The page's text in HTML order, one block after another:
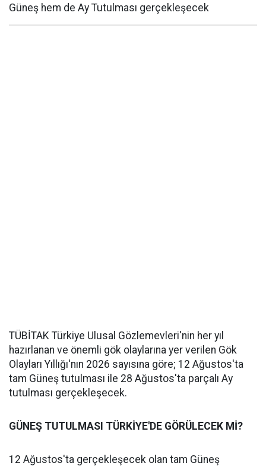
Güneş hem de Ay Tutulması gerçekleşecek
TÜBİTAK Türkiye Ulusal Gözlemevleri'nin her yıl
hazırlanan ve önemli gök olaylarına yer verilen Gök
Olayları Yıllığı'nın 2026 sayısına göre; 12 Ağustos'ta
tam Güneş tutulması ile 28 Ağustos'ta parçalı Ay
tutulması gerçekleşecek.
GÜNEŞ TUTULMASI TÜRKİYE'DE GÖRÜLECEK Mİ?
12 Ağustos'ta gerçekleşecek olan tam Güneş